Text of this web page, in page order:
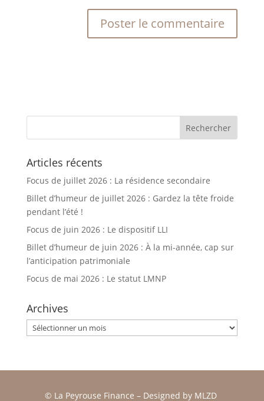
Articles récents
Focus de juillet 2026 : La résidence secondaire
Billet d’humeur de juillet 2026 : Gardez la tête froide
pendant l’été !
Focus de juin 2026 : Le dispositif LLI
Billet d’humeur de juin 2026 : À la mi-année, cap sur
l’anticipation patrimoniale
Focus de mai 2026 : Le statut LMNP
Archives
Archives
© La Peyrouse Finance –Designed by MLZD